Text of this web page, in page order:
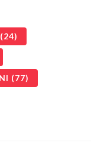
(24)
(77)